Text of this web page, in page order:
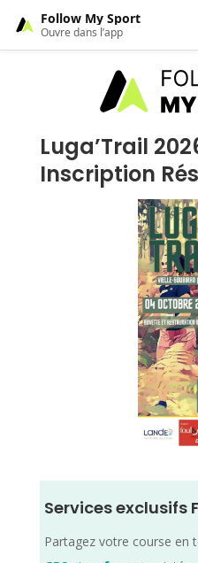
Luga’Trail
Inscription
Services exclusifs
Partagez votre course en
Follow My Sport
Ouvre dans l’app